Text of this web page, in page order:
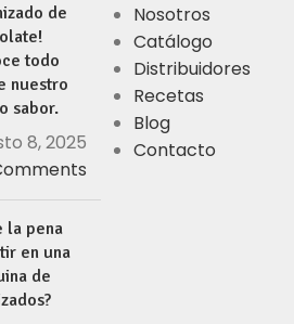
de
todo
nuestro
sabor.
8, 2025
la pena
en una
de
Nosotros
Catálogo
Distribuidores
Recetas
Blog
Contacto